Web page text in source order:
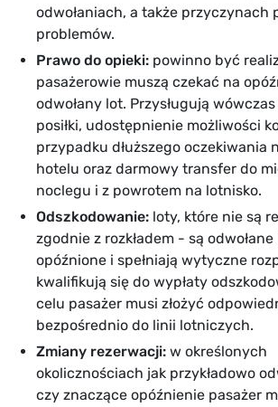
odwołaniach, a także przyczynach
problemów.
Prawo do opieki: powinno być
pasażerowie muszą czekać na
odwołany lot. Przysługują
posiłki, udostępnienie możliwości
przypadku dłuższego oczekiwania
hotelu oraz darmowy transfer do
noclegu i z powrotem na lotnisko.
Odszkodowanie: loty, które nie są
zgodnie z rozkładem - są odwołane
opóźnione i spełniają wytyczne
kwalifikują się do wypłaty
celu pasażer musi złożyć
bezpośrednio do linii lotniczych.
Zmiany rezerwacji: w określonych
okolicznościach jak przykładowo
czy znaczące opóźnienie pasażer